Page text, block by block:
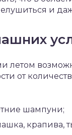
и
летом
от
шампуни;
крапива,